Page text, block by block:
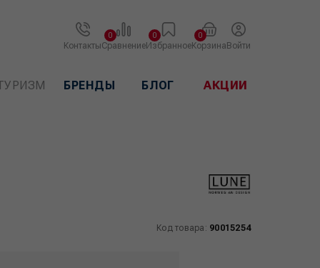
КонтактыСравнение
0
Избранное
0
Корзина
0
Войти
БРЕНДЫ БЛОГ АКЦИИ
Код товара: 90015254